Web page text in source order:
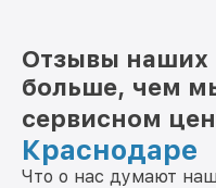
Отзывы наших
больше, чем
сервисном
Краснодаре
Что о нас думают